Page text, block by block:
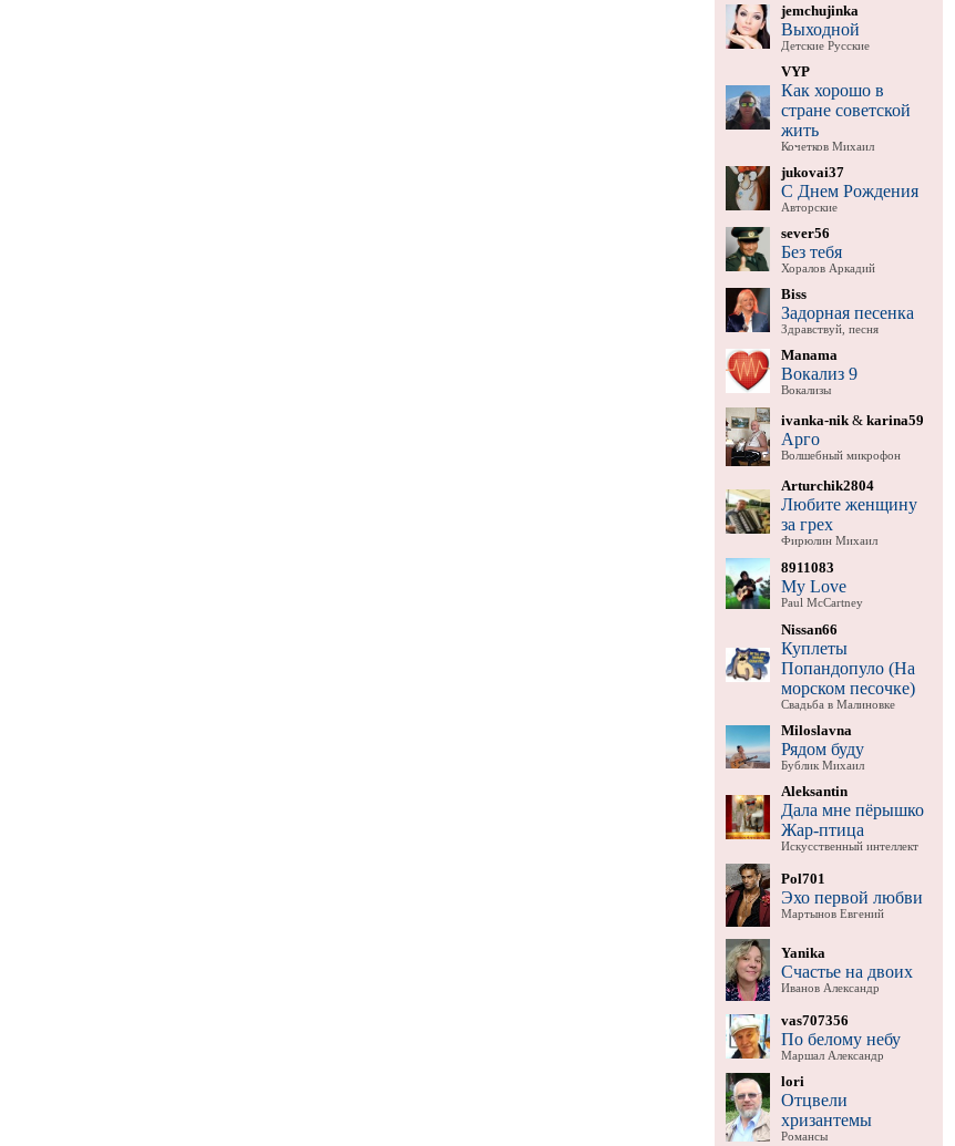
jemchujinka
Выходной
Детские Русские
VYP
Как хорошо в
стране советской
жить
Кочетков Михаил
jukovai37
С Днем Рождения
Авторские
sever56
Без тебя
Хоралов Аркадий
Biss
Задорная песенка
Здравствуй, песня
Manama
Вокализ 9
Вокализы
ivanka-nik& karina59
Арго
Волшебный микрофон
Arturchik2804
Любите женщину
за грех
Фирюлин Михаил
8911083
My Love
Paul McCartney
Nissan66
Куплеты
Попандопуло (На
морском песочке)
Свадьба в Малиновке
Miloslavna
Рядом буду
Бублик Михаил
Aleksantin
Дала мне пёрышко
Жар-птица
Искусственный интеллект
Pol701
Эхо первой любви
Мартынов Евгений
Yanika
Счастье на двоих
Иванов Александр
vas707356
По белому небу
Маршал Александр
lori
Отцвели
хризантемы
Романсы